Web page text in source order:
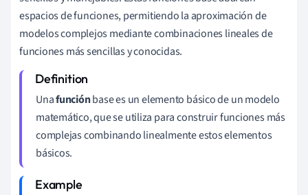
espacios de funciones, permitiendo la aproximación de
modelos complejos mediante combinaciones lineales de
funciones más sencillas y conocidas.
Unafunciónbase es un elemento básico de un modelo
matemático, que se utiliza para construir funciones más
complejas combinando linealmente estos elementos
básicos.